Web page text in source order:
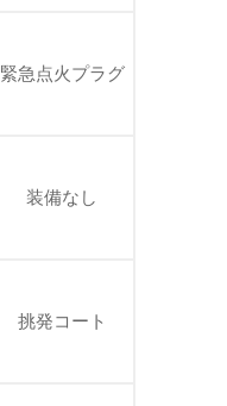
緊急点火プラグ
装備なし
挑発コート